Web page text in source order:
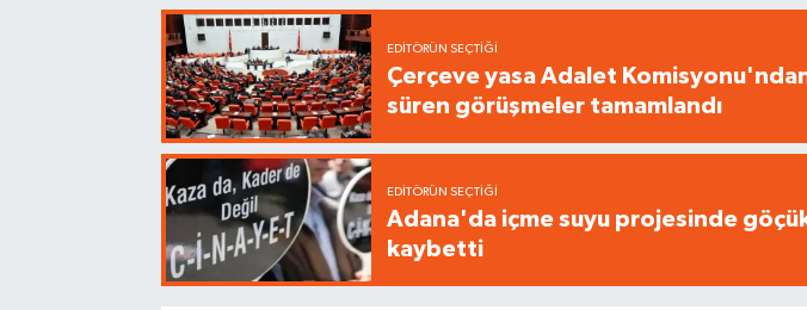
EDITÖRÜN SEÇTIĞI
Çerçeve yasa Adalet
süren görüşmeler tamamlandı
EDITÖRÜN SEÇTIĞI
Adana'da içme suyu projesinde
kaybetti